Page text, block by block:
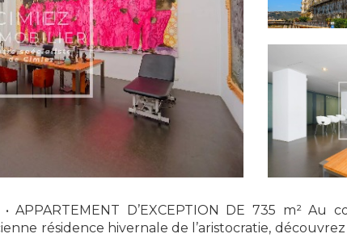
• APPARTEMENT D’EXCEPTION DE 735 m²
résidence hivernale de l’aristocratie,